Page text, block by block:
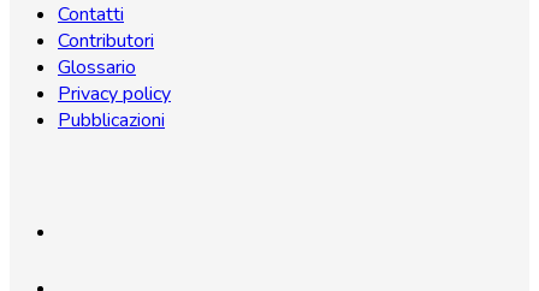
Contatti
Contributori
Glossario
Privacy policy
Pubblicazioni